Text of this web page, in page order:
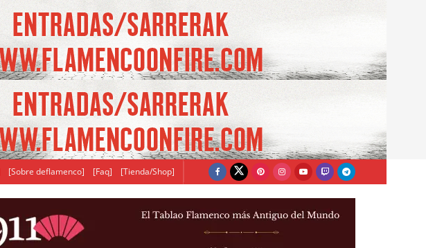
[Sobre deflamenco] [Faq] [Tienda/Shop]